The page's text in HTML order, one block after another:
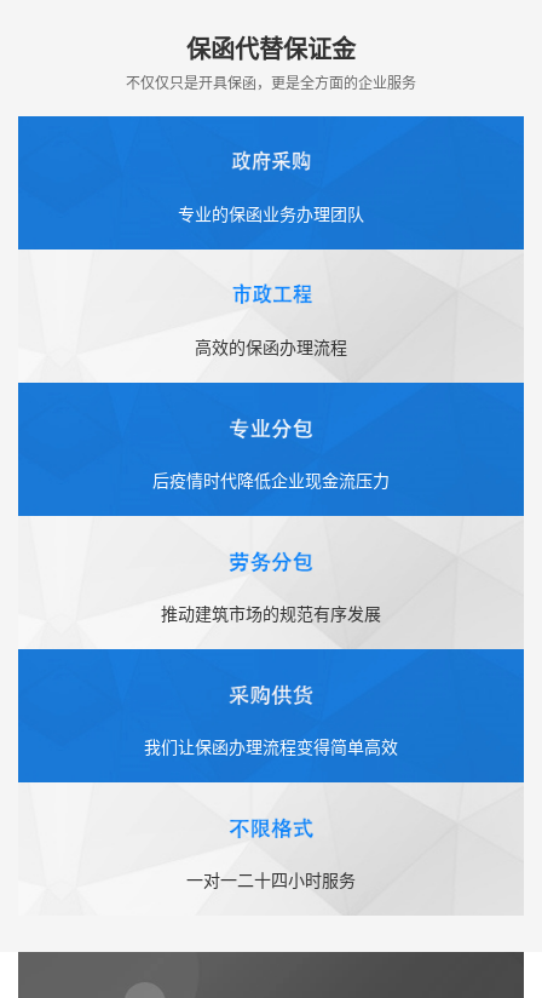
保函代替保证金
不仅仅只是开具保函，更是全方面的企业服务
专业的保函业务办理团队
高效的保函办理流程
后疫情时代降低企业现金流压力
推动建筑市场的规范有序发展
我们让保函办理流程变得简单高效
一对一二十四小时服务